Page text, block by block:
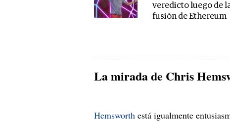
veredicto luego de
fusión de Ethereum
La mirada de Chris
Hemsworth está igualmente